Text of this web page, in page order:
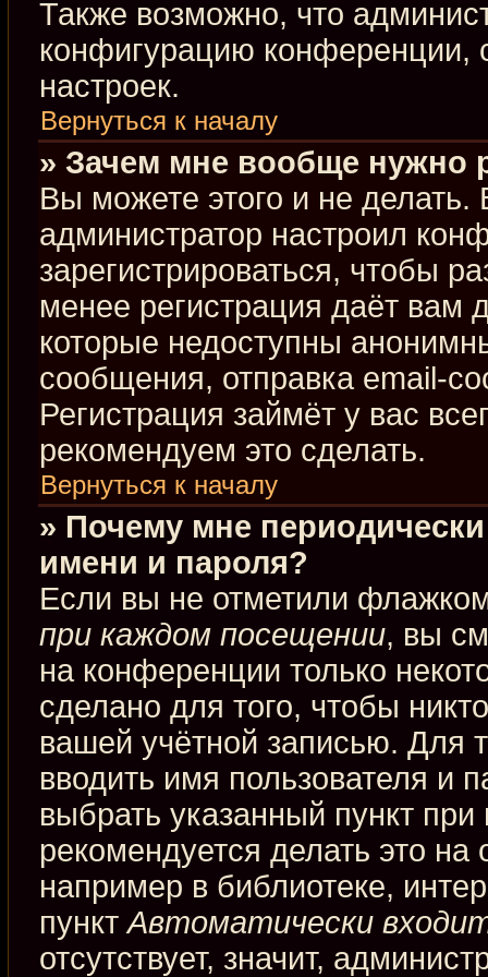
Также возможно, что
конфигурацию конференции,
настроек.
Вернуться к началу
» Зачем мне вообще нужно
Вы можете этого и не делать.
администратор настроил
зарегистрироваться, чтобы
менее регистрация даёт вам
которые недоступны
сообщения, отправка email-
Регистрация займёт у вас
рекомендуем это сделать.
Вернуться к началу
» Почему мне
имени и пароля?
Если вы не отметили
при каждом посещении, вы
на конференции только
сделано для того, чтобы
вашей учётной записью. Для
вводить имя пользователя и
выбрать указанный пункт
рекомендуется делать это
например в библиотеке,
пунктАвтоматически
отсутствует, значит,